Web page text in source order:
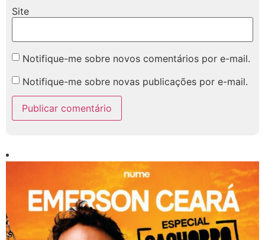
Site
Notifique-me sobre novos comentários por e-mail.
Notifique-me sobre novas publicações por e-mail.